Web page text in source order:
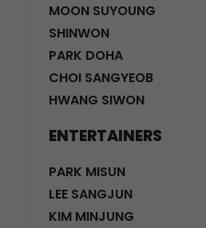
MOON SUYOUNG
SHINWON
PARK DOHA
CHOI SANGYEOB
HWANG SIWON
ENTERTAINERS
PARK MISUN
LEE SANGJUN
KIM MINJUNG